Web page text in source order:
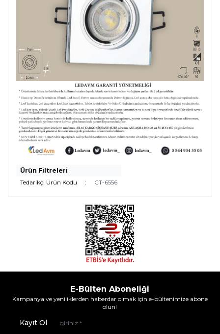
Ürün Filtreleri
Tedarikçi Ürün Kodu
: CT-6556
E-Bülten Aboneliği
Kampanya ve yeniliklerden haberdar olmak için e-bültenimize abone
olun!
Kayıt Ol